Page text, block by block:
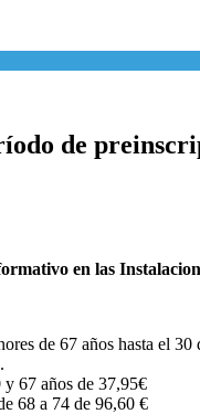
de
en las
de 67 años hasta el
y 67 años de 37,95€
68 a 74 de 96,60 €